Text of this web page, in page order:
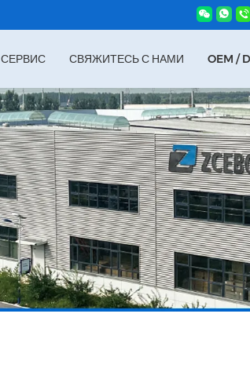
СЕРВИС СВЯЖИТЕСЬ С НАМИ OEM /